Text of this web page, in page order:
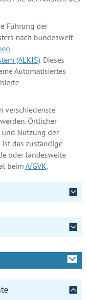
Führung der
nach bundesweit
(ALKIS). Dieses
Automatisiertes
verschiedenste
Örtlicher
Nutzung der
ist das zuständige
oder landesweite
beim AfGVK.